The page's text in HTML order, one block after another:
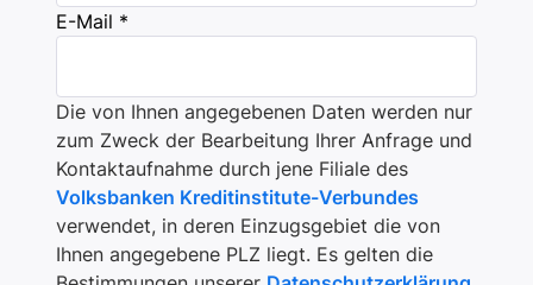
E-Mail *
Die von Ihnen angegebenen Daten werden nur
zum Zweck der Bearbeitung Ihrer Anfrage und
Kontaktaufnahme durch jene Filiale des
Volksbanken Kreditinstitute-Verbundes
verwendet, in deren Einzugsgebiet die von
Ihnen angegebene PLZ liegt. Es gelten die